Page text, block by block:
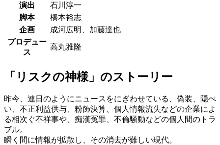
演出
石川淳一
脚本
橋本裕志
企画
成河広明、加藤達也
プロデュー
ス
高丸雅隆
「リスクの神様」のストーリー
昨今、連日のようにニュースをにぎわせている、偽装、隠ぺ
い、不正利益供与、粉飾決算、個人情報流失などの企業によ
る相次ぐ不祥事や、痴漢冤罪、不倫騒動などの個人間のトラ
ブル。
瞬く間に情報が拡散し、その消去が難しい現代。